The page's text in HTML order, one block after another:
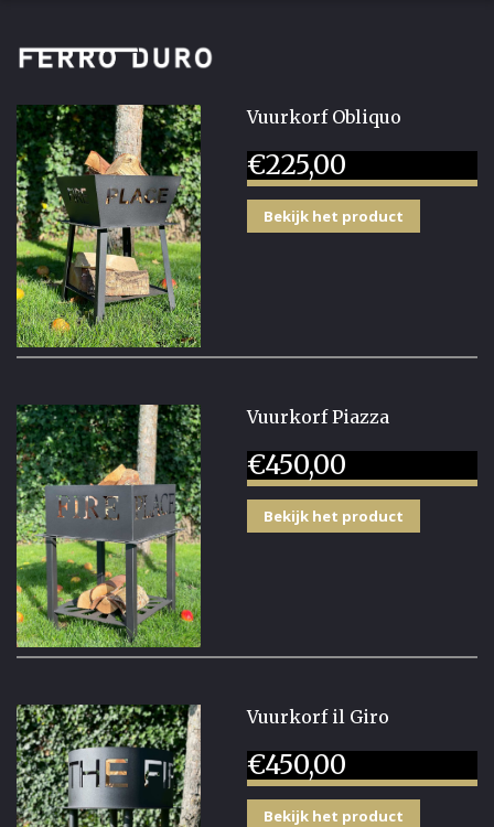
Vuurkorf Obliquo
€225,00
Bekijk het product
Vuurkorf Piazza
€450,00
Bekijk het product
Vuurkorf il Giro
€450,00
Bekijk het product